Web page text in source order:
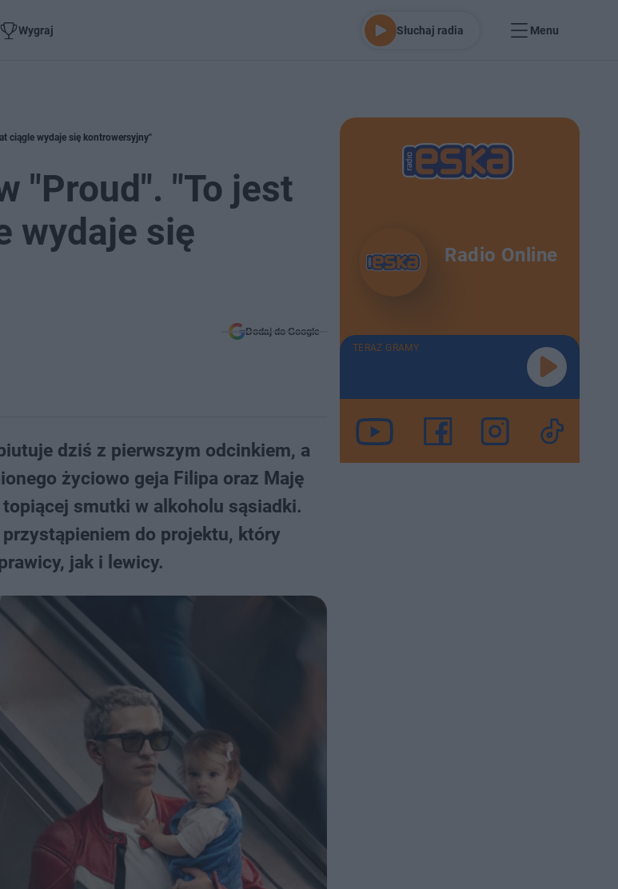
Wygraj Słuchaj radia Menu
ciągle wydaje się kontrowersyjny"
"Proud". "To jest
wydaje się
Dodaj do Google
dziś z pierwszym odcinkiem, a
życiowo geja Filipa oraz Maję
smutki w alkoholu sąsiadki.
do projektu, który
jak i lewicy.
Radio Online
TERAZ GRAMY